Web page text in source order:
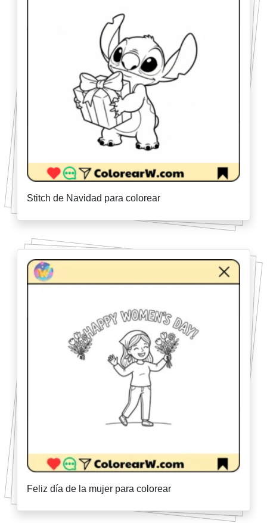
Stitch de Navidad para colorear
Feliz día de la mujer para colorear